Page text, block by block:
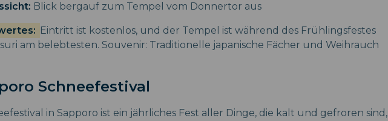
Blick bergauf zum Tempel vom Donnertor aus
Eintritt ist kostenlos, und der Tempel ist während des Frühlingsfestes
am belebtesten. Souvenir: Traditionelle japanische Fächer und Weihrauch
Schneefestival
in Sapporo ist ein jährliches Fest aller Dinge, die kalt und gefroren sind,